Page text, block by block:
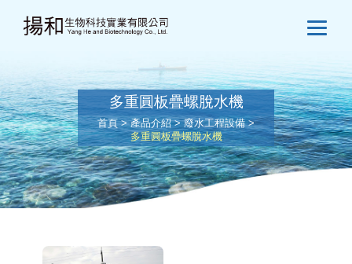
多重圓板疊螺脫水機
首頁>產品介紹>廢水工程設備>
多重圓板疊螺脫水機